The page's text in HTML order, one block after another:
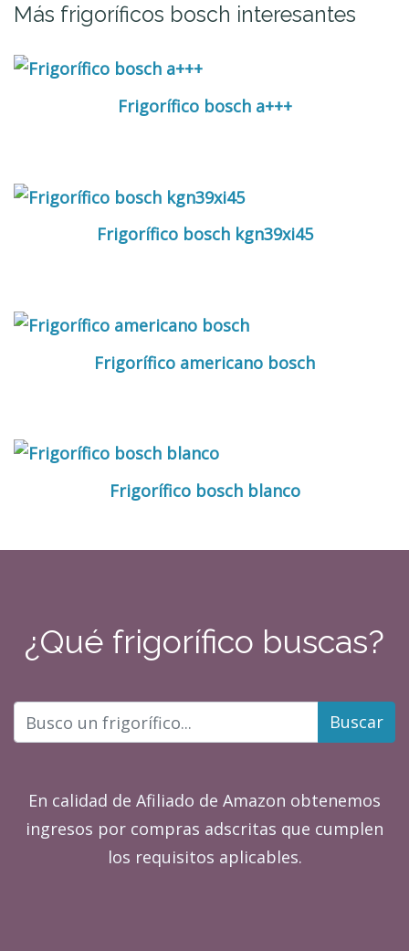
Más frigoríficos bosch interesantes
Frigorífico bosch a+++
Frigorífico bosch kgn39xi45
Frigorífico americano bosch
Frigorífico bosch blanco
¿Qué frigorífico buscas?
Buscar
En calidad de Afiliado de Amazon obtenemos
ingresos por compras adscritas que cumplen
los requisitos aplicables.